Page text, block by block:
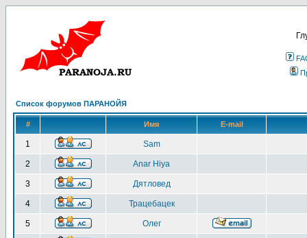
Список форумов ПАРАНОЙЯ
# Имя E-mail
1 Sam
2 Anar Hiya
3 Дятловед
4 Трацебацек
5 Олег